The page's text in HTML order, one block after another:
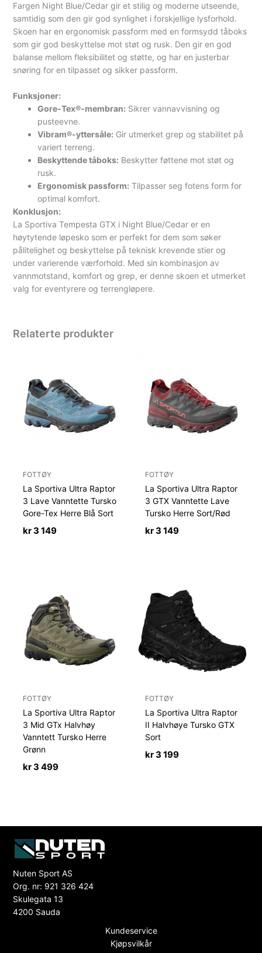
Fargen Night Blue/Cedar gir et stilig og moderne utseende,
samtidig som den gir god synlighet i forskjellige lysforhold.
Skoen har en ergonomisk passform med en formsydd tåboks
som gir god beskyttelse mot støt og rusk. Den gir en god
balanse mellom fleksibilitet og støtte, og har en justerbar
snøring for en tilpasset og sikker passform.
Funksjoner:
Gore-Tex®-membran: Sikrer vannavvisning og
pusteevne.
Vibram®-yttersåle: Gir utmerket grep og stabilitet på
variert terreng.
Beskyttende tåboks: Beskytter føttene mot støt og
rusk.
Ergonomisk passform: Tilpasser seg fotens form for
optimal komfort.
Konklusjon:
La Sportiva Tempesta GTX i Night Blue/Cedar er en
høytytende løpesko som er perfekt for dem som søker
pålitelighet og beskyttelse på teknisk krevende stier og
under varierende værforhold. Med sin kombinasjon av
vannmotstand, komfort og grep, er denne skoen et utmerket
valg for eventyrere og terrengløpere.
Relaterte produkter
FOTTØY
La Sportiva Ultra Raptor
3 Lave Vanntette Tursko
Gore-Tex Herre Blå Sort
kr3 149
FOTTØY
La Sportiva Ultra Raptor
3 GTX Vanntette Lave
Tursko Herre Sort/Rød
kr3 149
FOTTØY
La Sportiva Ultra Raptor
3 Mid GTx Halvhøy
Vanntett Tursko Herre
Grønn
kr3 499
FOTTØY
La Sportiva Ultra Raptor
II Halvhøye Tursko GTX
Sort
kr3 199
Nuten Sport AS
Org. nr: 921 326 424
Skulegata 13
4200 Sauda
Kundeservice
Kjøpsvilkår